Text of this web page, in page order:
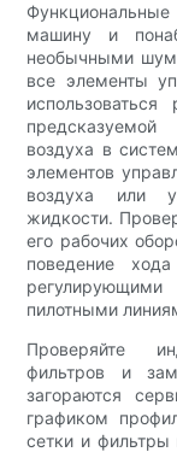
машину и
необычными
все элементы
воздуха в
элементов
воздуха или
жидкости.
его рабочих
поведение
пилотными
Проверяйте
фильтров и
загораются
графиком
сетки и фильтры